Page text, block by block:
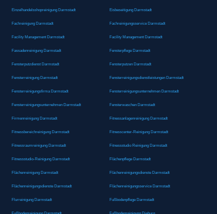
Einzelhandelsshopreinigung Darmstadt Eisbeseitigung Darmstadt
Fachreinigung Darmstadt Fachreinigungsservice Darmstadt
Facility Management Darmstadt Facility Management Darmstadt
Fassadenreinigung Darmstadt Fensterpflege Darmstadt
Fensterputzdienst Darmstadt Fensterputzen Darmstadt
Fensterreinigung Darmstadt Fensterreinigungsdienstleistungen Darmstadt
Fensterreinigungsfirma Darmstadt Fensterreinigungsunternehmen Darmstadt
Fensterreinigungsunternehmen Darmstadt Fensterwaschen Darmstadt
Firmenreinigung Darmstadt Fitnessanlagenreinigung Darmstadt
Fitnessbereichreinigung Darmstadt Fitnesscenter-Reinigung Darmstadt
Fitnessraumreinigung Darmstadt Fitnessstudio Reinigung Darmstadt
Fitnessstudio-Reinigung Darmstadt Flächenpflege Darmstadt
Flächenreinigung Darmstadt Flächenreinigungsdienste Darmstadt
Flächenreinigungsdienste Darmstadt Flächenreinigungsservice Darmstadt
Flurreinigung Darmstadt Fußbodenpflege Darmstadt
Fußbodenreinigung Darmstadt Fußbodenreinigung Dieburg